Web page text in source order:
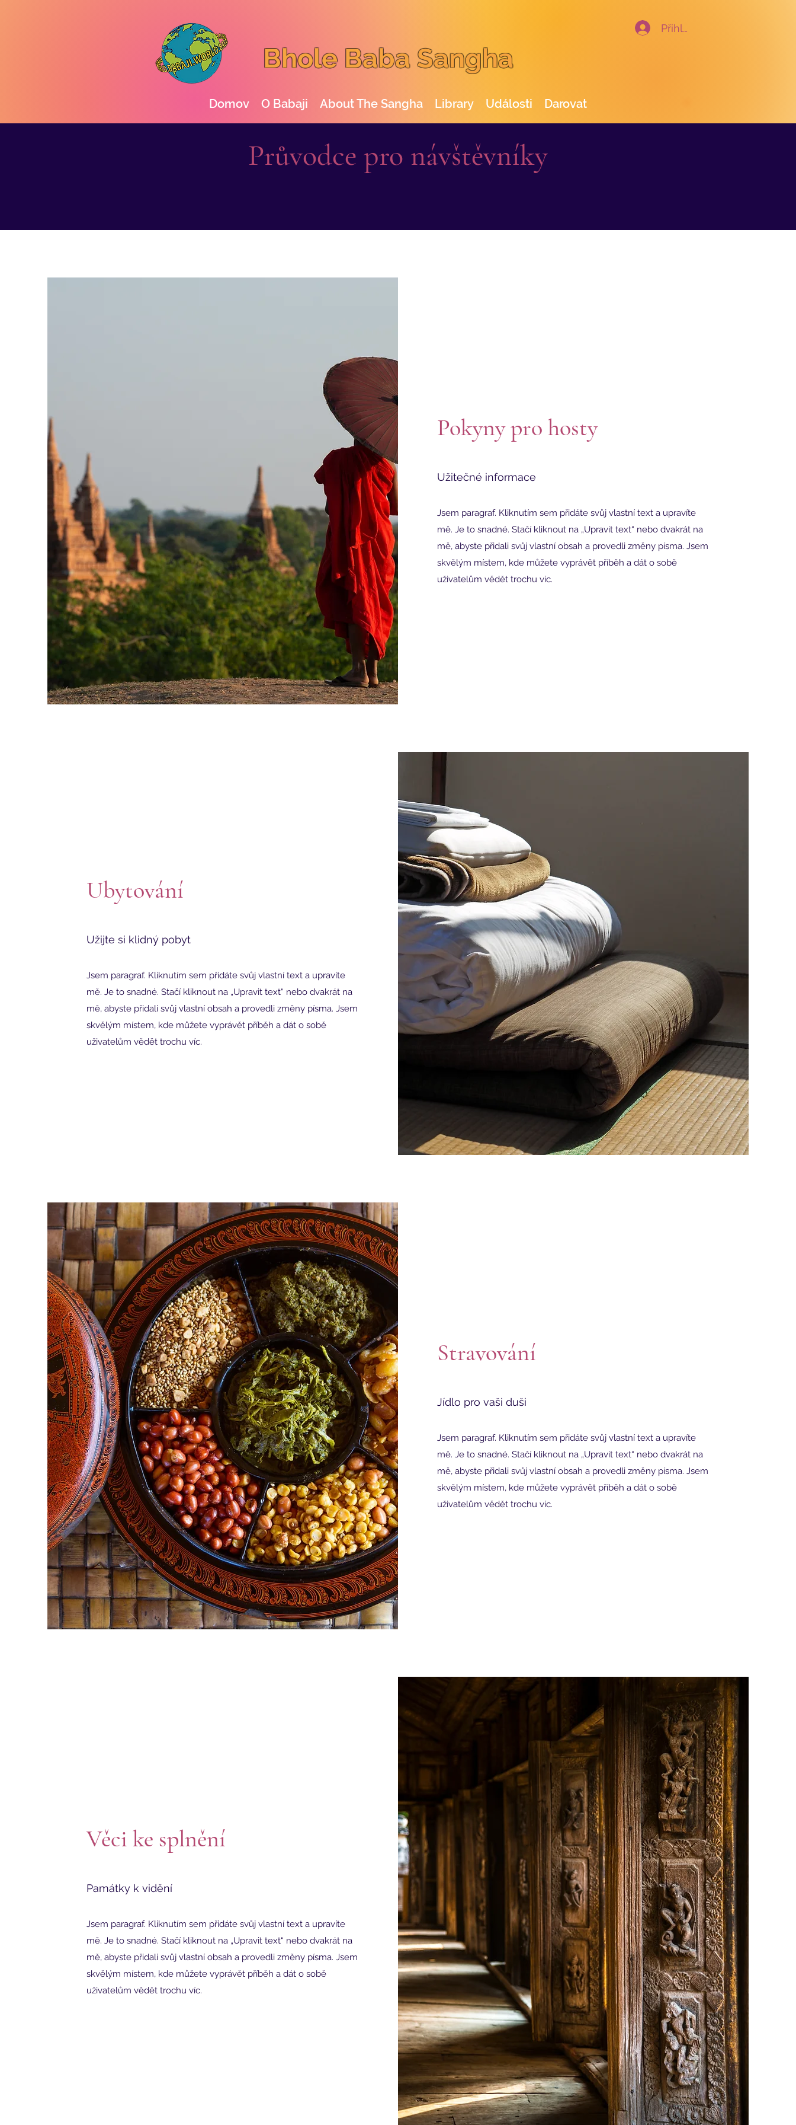
Bhole Baba Sangha
Přihlásit se
Domov O Babaji About The Sangha Library Události Darovat
Průvodce pro návštěvníky
Pokyny pro hosty
Užitečné informace
Jsem paragraf. Kliknutím sem přidáte svůj vlastní text a upravíte
mě. Je to snadné. Stačí kliknout na „Upravit text“ nebo dvakrát na
mě, abyste přidali svůj vlastní obsah a provedli změny písma. Jsem
skvělým místem, kde můžete vyprávět příběh a dát o sobě
uživatelům vědět trochu víc.
Ubytování
Užijte si klidný pobyt
Jsem paragraf. Kliknutím sem přidáte svůj vlastní text a upravíte
mě. Je to snadné. Stačí kliknout na „Upravit text“ nebo dvakrát na
mě, abyste přidali svůj vlastní obsah a provedli změny písma. Jsem
skvělým místem, kde můžete vyprávět příběh a dát o sobě
uživatelům vědět trochu víc.
Stravování
Jídlo pro vaši duši
Jsem paragraf. Kliknutím sem přidáte svůj vlastní text a upravíte
mě. Je to snadné. Stačí kliknout na „Upravit text“ nebo dvakrát na
mě, abyste přidali svůj vlastní obsah a provedli změny písma. Jsem
skvělým místem, kde můžete vyprávět příběh a dát o sobě
uživatelům vědět trochu víc.
Věci ke splnění
Památky k vidění
Jsem paragraf. Kliknutím sem přidáte svůj vlastní text a upravíte
mě. Je to snadné. Stačí kliknout na „Upravit text“ nebo dvakrát na
mě, abyste přidali svůj vlastní obsah a provedli změny písma. Jsem
skvělým místem, kde můžete vyprávět příběh a dát o sobě
uživatelům vědět trochu víc.
Translate
USEnglish